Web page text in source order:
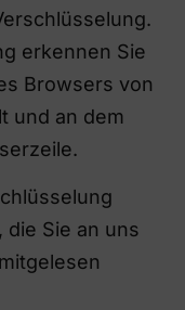
erkennen Sie
Browsers von
und an dem
die Sie an uns